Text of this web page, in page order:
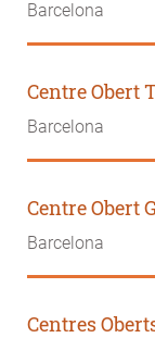
Barcelona
Centre Obert
Barcelona
Centre Obert
Barcelona
Centres